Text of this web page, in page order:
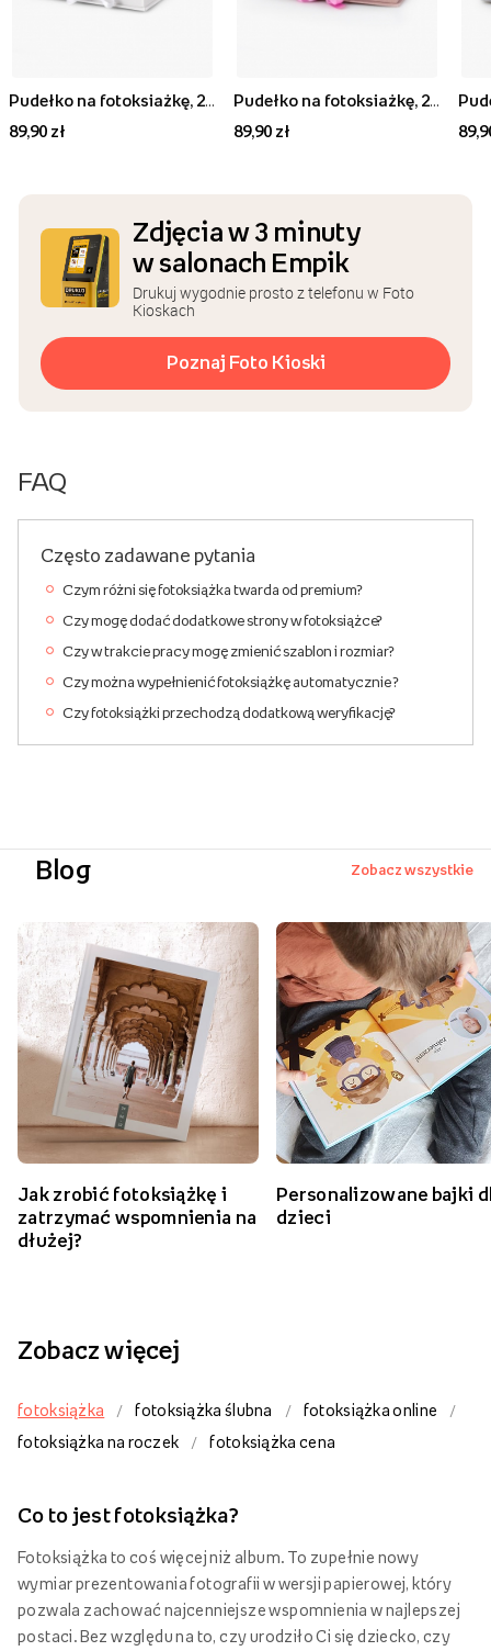
89,90 zł
89,90 zł
Zdjęcia w 3 minuty
w salonach Empik
Drukuj wygodnie prosto z telefonu w Foto
Kioskach
Poznaj Foto Kioski
FAQ
Często zadawane pytania
Czym różni się fotoksiążka twarda od premium?
Czy mogę dodać dodatkowe strony w fotoksiążce?
Czy w trakcie pracy mogę zmienić szablon i rozmiar?
Czy można wypełnienić fotoksiążkę automatycznie ?
Czy fotoksiążki przechodzą dodatkową weryfikację?
Blog Zobacz wszystkie
Jak zrobić fotoksiążkę i
zatrzymać wspomnienia na
dłużej?
Personalizowane bajki
dzieci
Zobacz więcej
fotoksiążka / fotoksiążka ślubna / fotoksiążka online /
fotoksiążka na roczek / fotoksiążka cena
Co to jest fotoksiążka?
Fotoksiążka to coś więcej niż album. To zupełnie nowy
wymiar prezentowania fotografii w wersji papierowej, który
pozwala zachować najcenniejsze wspomnienia w najlepszej
postaci. Bez względu na to, czy urodziło Ci się dziecko, czy